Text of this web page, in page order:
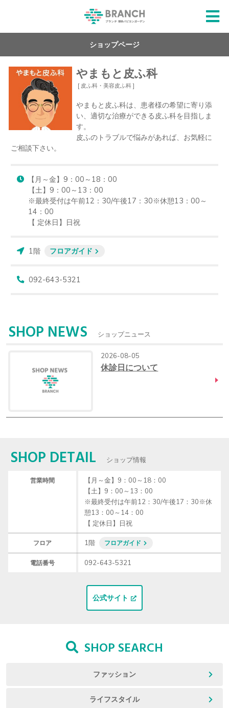
ショップページ
やまもと皮ふ科
[ 皮ふ科・美容皮ふ科 ]
やまもと皮ふ科は、患者様の希望に寄り添
い、適切な治療ができる皮ふ科を目指しま
す。
皮ふのトラブルで悩みがあれば、お気軽に
ご相談下さい。
【月～金】9：00～18：00
【土】9：00～13：00
※最終受付は午前12：30/午後17：30※休憩13：00～
14：00
【 定休日】日祝
1階 フロアガイド
092-643-5321
SHOP NEWS ショップニュース
2026-08-05
休診日について
SHOP DETAIL ショップ情報
営業時間
【月～金】9：00～18：00
【土】9：00～13：00
※最終受付は午前12：30/午後17：30※休
憩13：00～14：00
【 定休日】日祝
フロア 1階 フロアガイド
電話番号 092-643-5321
公式サイト
SHOP SEARCH
ファッション
ライフスタイル